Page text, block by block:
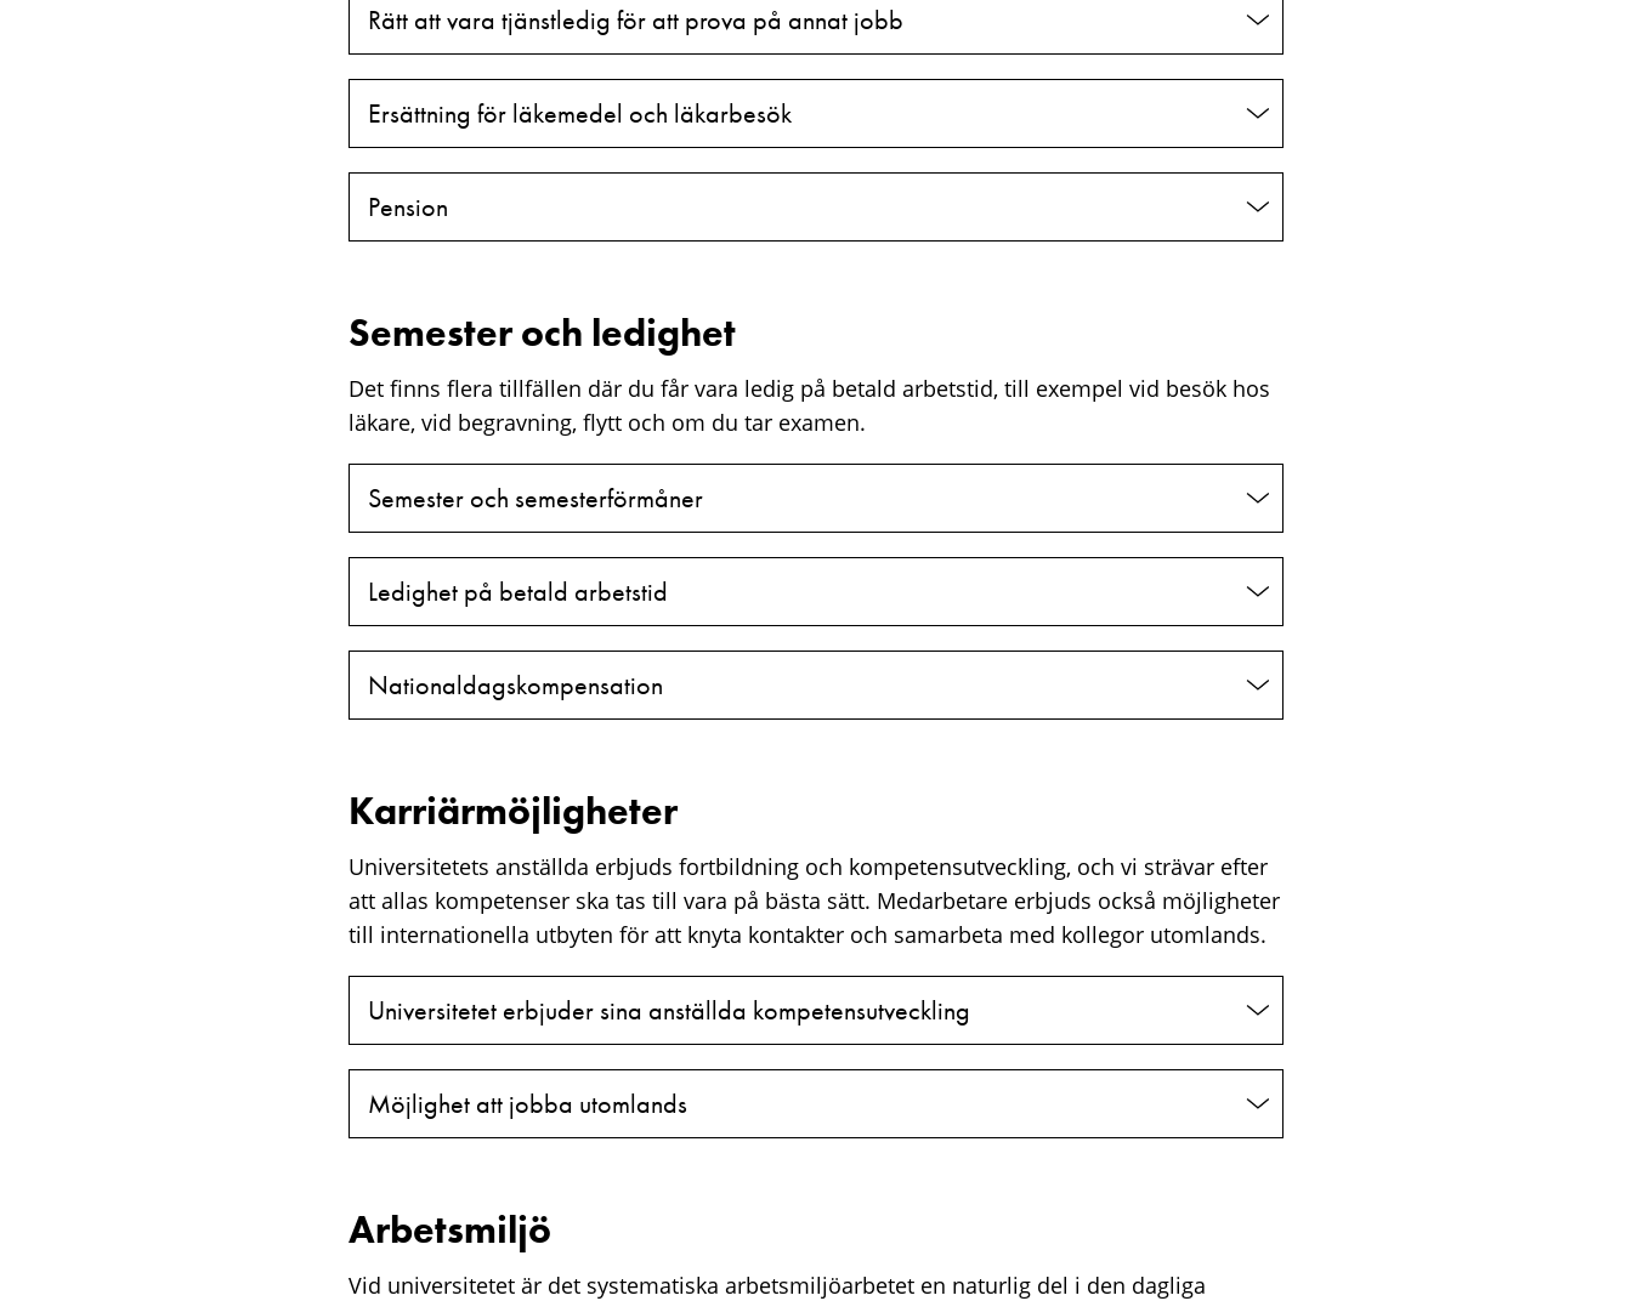
Rätt att vara tjänstledig för att prova på annat jobb
​Ersättning för läkemedel och läkarbesök
Pension
Semester och ledighet
Det finns flera tillfällen där du får vara ledig på betald arbetstid, till exempel vid besök hos
läkare, vid begravning, flytt och om du tar examen.
Semester och semesterförmåner
Ledighet på betald arbetstid
Nationaldagskompensation
Karriärmöjligheter
Universitetets anställda erbjuds fortbildning och kompetensutveckling, och vi strävar efter
att allas kompetenser ska tas till vara på bästa sätt. Medarbetare erbjuds också möjligheter
till internationella utbyten för att knyta kontakter och samarbeta med kollegor utomlands.
Universitetet erbjuder sina anställda kompetensutveckling
Möjlighet att jobba utomlands
Arbetsmiljö
Vid universitetet är det systematiska arbetsmiljöarbetet en naturlig del i den dagliga